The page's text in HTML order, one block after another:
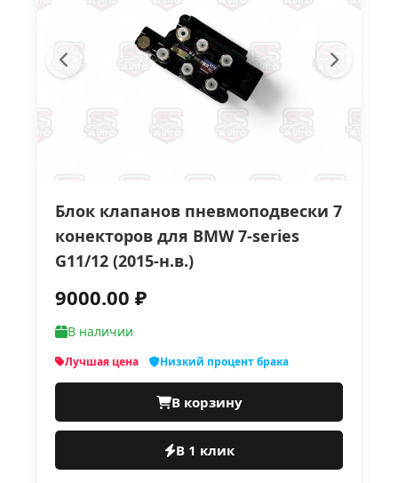
Блок клапанов пневмоподвески 7
конекторов для BMW 7-series
G11/12 (2015-н.в.)
9000.00 ₽
В наличии
Лучшая цена Низкий процент брака
В корзину
В 1 клик